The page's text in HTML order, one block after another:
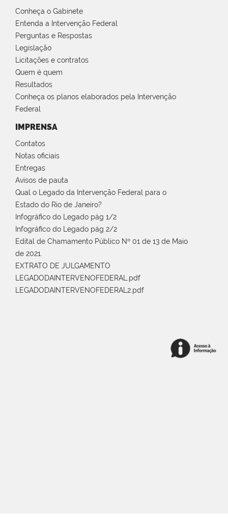
Conheça o Gabinete
Entenda a Intervenção Federal
Perguntas e Respostas
Legislação
Licitações e contratos
Quem é quem
Resultados
Conheça os planos elaborados pela Intervenção
Federal
IMPRENSA
Contatos
Notas oficiais
Entregas
Avisos de pauta
Qual o Legado da Intervenção Federal para o
Estado do Rio de Janeiro?
Infográfico do Legado pág 1/2
Infográfico do Legado pág 2/2
Edital de Chamamento Público Nº 01 de 13 de Maio
de 2021.
EXTRATO DE JULGAMENTO
LEGADODAINTERVENOFEDERAL.pdf
LEGADODAINTERVENOFEDERAL2.pdf